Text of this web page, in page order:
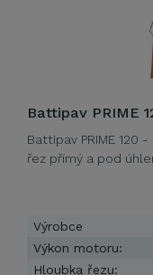
Battipav PRIME
Battipav PRIME 120
řez přímý a pod
Výrobce
Výkon motoru:
Hloubka řezu: